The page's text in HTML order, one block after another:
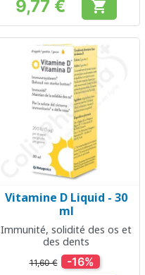
Prix
9,77 € 
Vitamine D Liquid - 30
ml
Immunité, solidité des os et
des dents
11,60 € -16%